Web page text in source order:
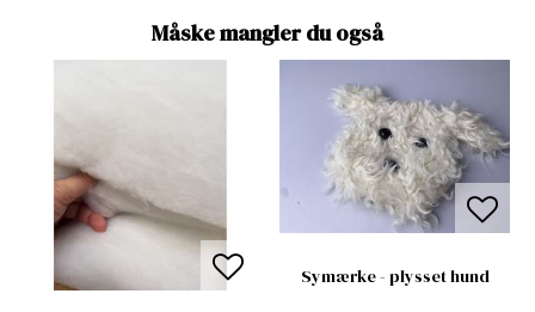
Måske mangler du også
Symærke - plysset hund